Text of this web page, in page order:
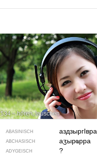
534 – hören, lauschen
ABASINISCH аздзыр­гIвра
ABCHASISCH аӡырҩрра
ADYGEISCH ?